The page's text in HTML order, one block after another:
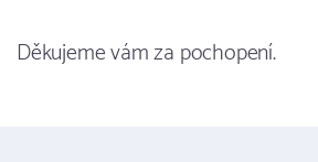
Děkujeme vám za pochopení.